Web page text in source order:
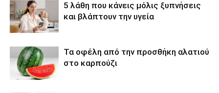
5 λάθη που κάνεις μόλις ξυπνήσεις
και βλάπτουν την υγεία
Τα οφέλη από την προσθήκη αλατιού
στο καρπούζι